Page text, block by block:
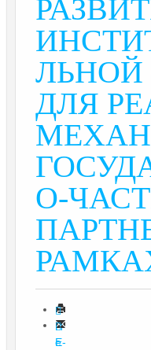
ЛЬНОЙ
ДЛЯ
О-
П
е
E-